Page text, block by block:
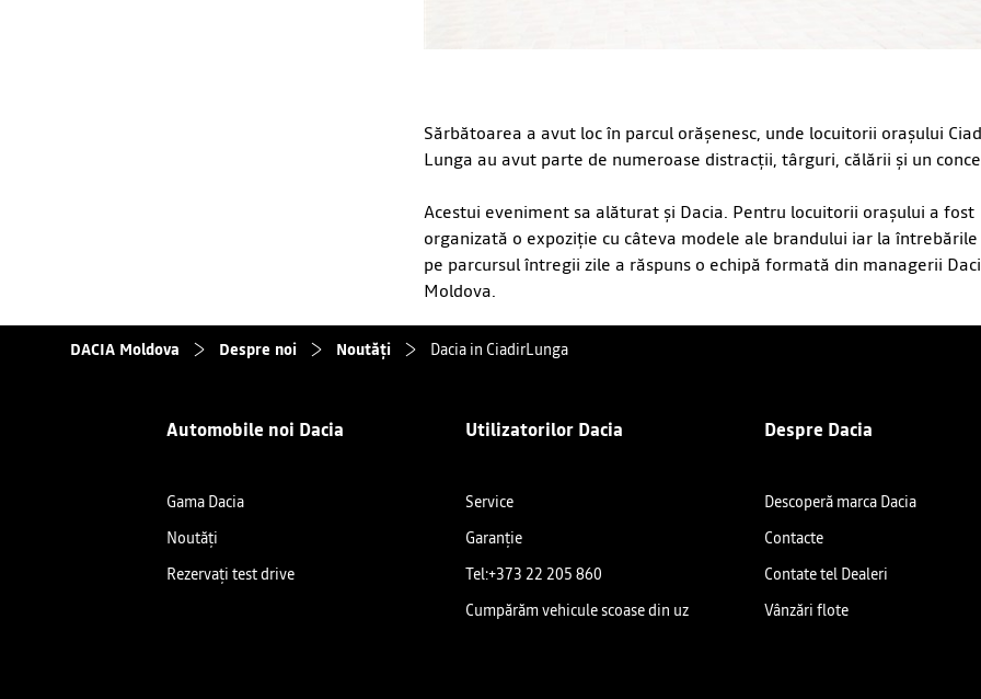
Sărbătoarea a avut loc în parcul orășenesc, unde locuitorii orașului
Lunga au avut parte de numeroase distracții, târguri, călării și un
Acestui eveniment sa alăturat și Dacia. Pentru locuitorii orașului a fost
organizată o expoziție cu câteva modele ale brandului iar la
pe parcursul întregii zile a răspuns o echipă formată din managerii
Moldova.